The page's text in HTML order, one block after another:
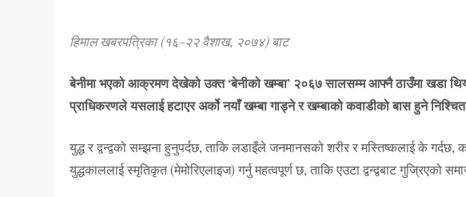
हिमाल खबरपत्रिका (१६-२२ वैशाख, २०७४) बाट
बेनीमा भएको आक्रमण देखेको उक्त ‘बेनीको खम्बा’ २०६७ सालसम्म आफ्नै ठाउँमा खडा
प्राधिकरणले यसलाई हटाएर अर्को नयाँ खम्बा गाड्ने र खम्बाको कवाडीको बास हुने
युद्ध र द्वन्द्वको सम्झना हुनुपर्दछ, ताकि लडाइँले जनमानसको शरीर र मस्तिष्कलाई के गर्दछ,
युद्धकाललाई स्मृतिकृत (मेमोरिएलाइज) गर्नु महत्वपूर्ण छ, ताकि एउटा द्वन्द्वबाट गुज्रिएको